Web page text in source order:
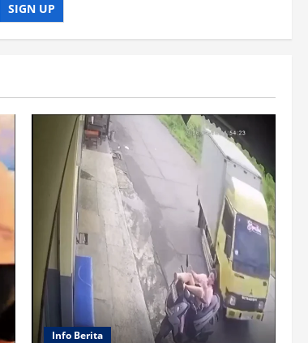
SIGN UP
Info Berita